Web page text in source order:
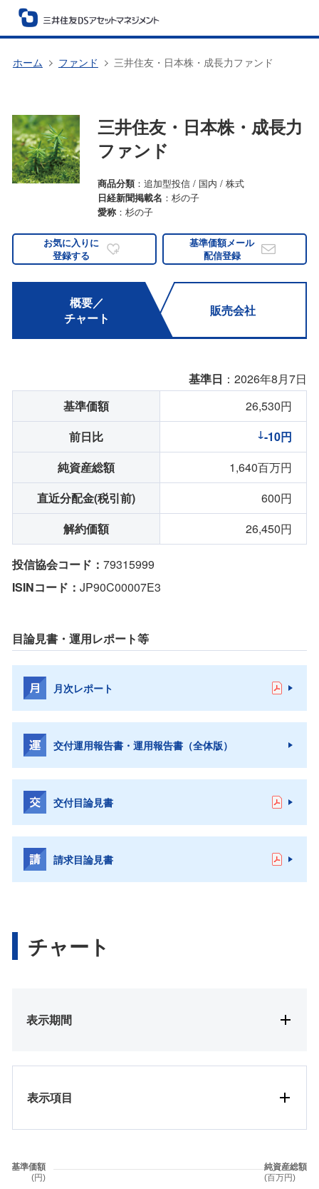
ホーム ファンド 三井住友・日本株・成長力ファンド
三井住友・日本株・成長力
ファンド
商品分類：追加型投信 / 国内 / 株式
日経新聞掲載名 ：杉の子
愛称 ：杉の子
お気に入りに
登録する
基準価額メール
配信登録
概要／
チャート
販売会社
基準日 ：2026年8月7日
基準価額
26,530円
前日比
-10円
純資産総額
1,640百万円
直近分配金(税引前)
600円
解約価額
26,450円
投信協会コード： 79315999
ISINコード： JP90C00007E3
目論見書・運用レポート等
月次レポート
交付運用報告書・運用報告書（全体版）
交付目論見書
請求目論見書
チャート
表示期間
表示項目
基準価額
(円)
純資産総額
(百万円)